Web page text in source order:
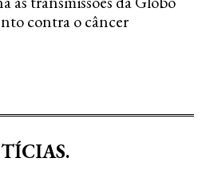
contra o câncer